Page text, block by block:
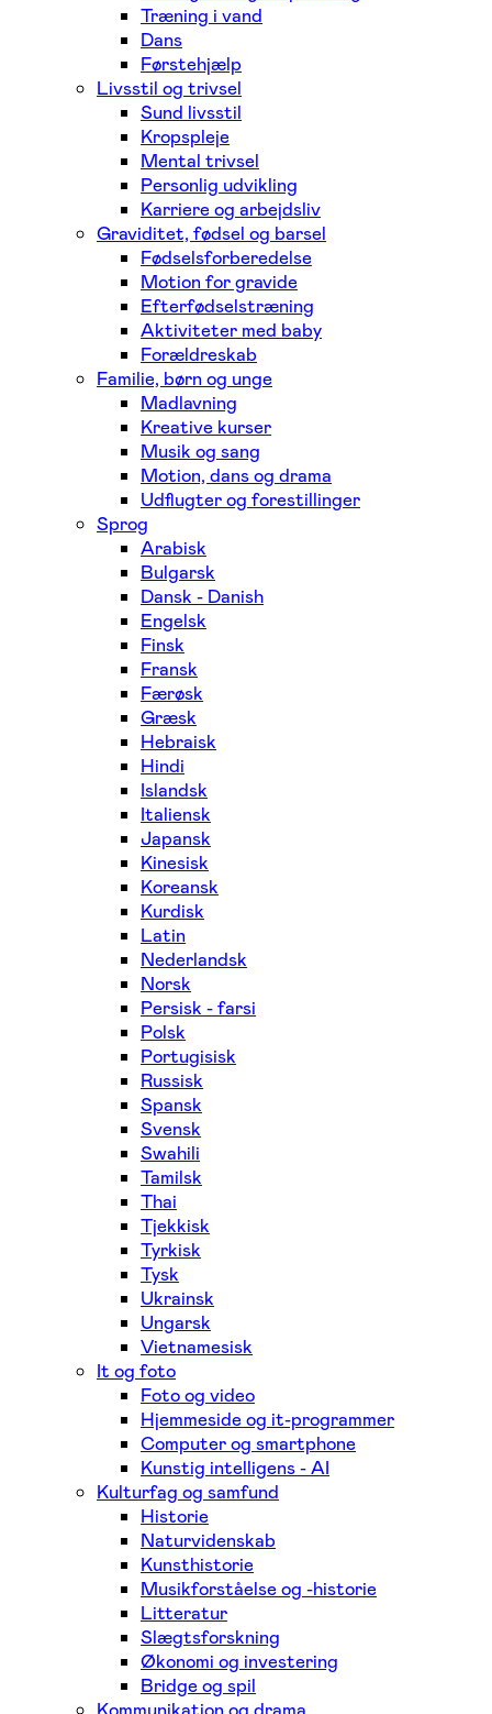
Træning i vand
Dans
Førstehjælp
Livsstil og trivsel
Sund livsstil
Kropspleje
Mental trivsel
Personlig udvikling
Karriere og arbejdsliv
Graviditet, fødsel og barsel
Fødselsforberedelse
Motion for gravide
Efterfødselstræning
Aktiviteter med baby
Forældreskab
Familie, børn og unge
Madlavning
Kreative kurser
Musik og sang
Motion, dans og drama
Udflugter og forestillinger
Sprog
Arabisk
Bulgarsk
Dansk - Danish
Engelsk
Finsk
Fransk
Færøsk
Græsk
Hebraisk
Hindi
Islandsk
Italiensk
Japansk
Kinesisk
Koreansk
Kurdisk
Latin
Nederlandsk
Norsk
Persisk - farsi
Polsk
Portugisisk
Russisk
Spansk
Svensk
Swahili
Tamilsk
Thai
Tjekkisk
Tyrkisk
Tysk
Ukrainsk
Ungarsk
Vietnamesisk
It og foto
Foto og video
Hjemmeside og it-programmer
Computer og smartphone
Kunstig intelligens - AI
Kulturfag og samfund
Historie
Naturvidenskab
Kunsthistorie
Musikforståelse og -historie
Litteratur
Slægtsforskning
Økonomi og investering
Bridge og spil